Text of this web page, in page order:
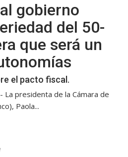
gobierno
del 50-
que será un
el pacto fiscal.
La presidenta de la Cámara de
Paola...